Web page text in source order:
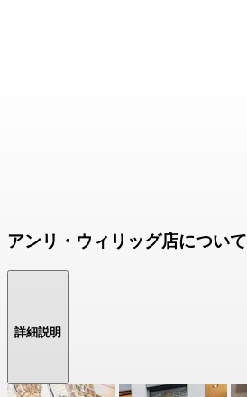
アンリ・ウィリッグ店について
詳細説明